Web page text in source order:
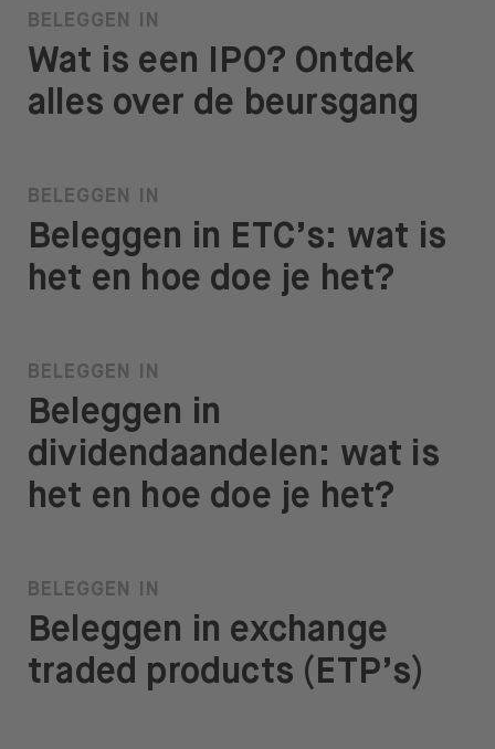
BELEGGEN IN
Wat is een IPO? Ontdek
alles over de beursgang
BELEGGEN IN
Beleggen in ETC’s: wat is
het en hoe doe je het?
BELEGGEN IN
Beleggen in
dividendaandelen: wat is
het en hoe doe je het?
BELEGGEN IN
Beleggen in exchange
traded products (ETP’s)